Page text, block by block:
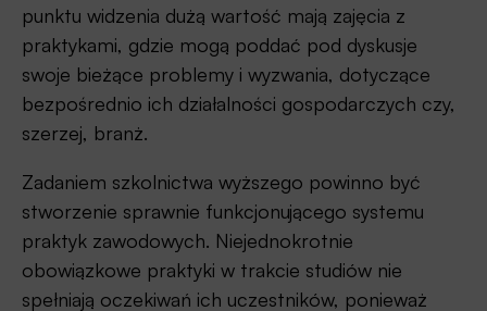
punktu widzenia dużą wartość mają zajęcia z
praktykami, gdzie mogą poddać pod dyskusje
swoje bieżące problemy i wyzwania, dotyczące
bezpośrednio ich działalności gospodarczych czy,
szerzej, branż.
Zadaniem szkolnictwa wyższego powinno być
stworzenie sprawnie funkcjonującego systemu
praktyk zawodowych. Niejednokrotnie
obowiązkowe praktyki w trakcie studiów nie
spełniają oczekiwań ich uczestników, ponieważ